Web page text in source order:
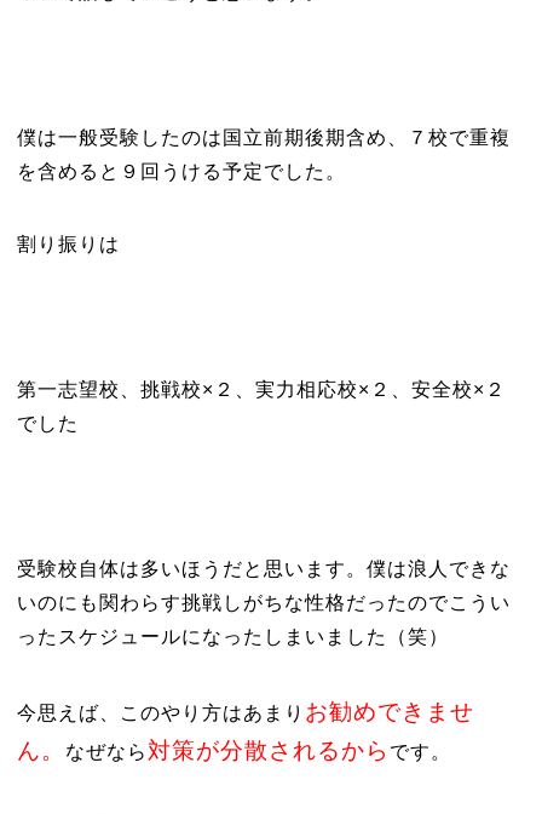
僕は一般受験したのは国立前期後期含め、７校で重複
を含めると９回うける予定でした。
割り振りは
第一志望校、挑戦校×２、実力相応校×２、安全校×２
でした
受験校自体は多いほうだと思います。僕は浪人できな
いのにも関わらす挑戦しがちな性格だったのでこうい
ったスケジュールになったしまいました（笑）
今思えば、このやり方はあまり お勧めできませ
ん。
なぜなら 対策が分散されるから です。